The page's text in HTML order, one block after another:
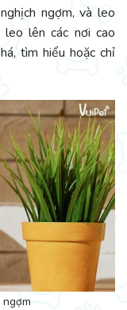
ngợm, và leo
lên các nơi cao
tìm hiểu hoặc chỉ